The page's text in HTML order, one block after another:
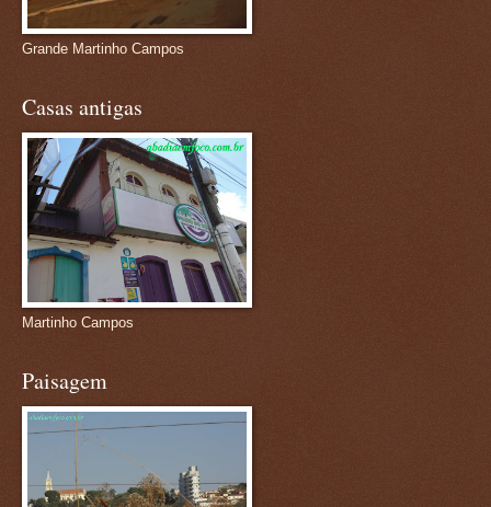
Grande Martinho Campos
Casas antigas
Martinho Campos
Paisagem